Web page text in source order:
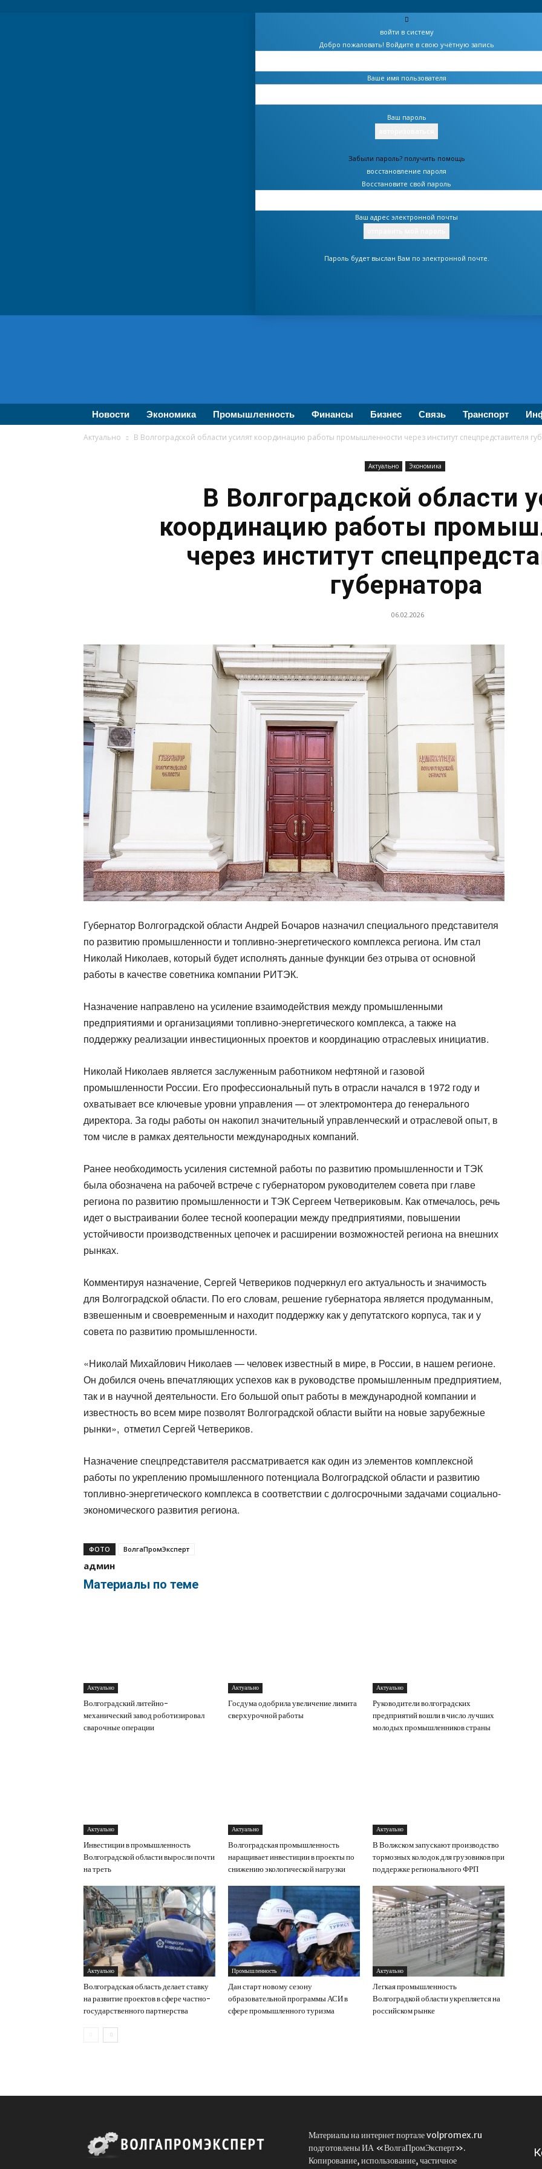
войти в систему
Добро пожаловать! Войдите в свою учётную запись
Ваше имя пользователя
Ваш пароль
Забыли пароль? получить помощь
восстановление пароля
Восстановите свой пароль
Ваш адрес электронной почты
Пароль будет выслан Вам по электронной почте.
бизнеса
Новости Экономика Промышленность Финансы Бизнес Связь Транспорт
Актуально В Волгоградской области усилят координацию работы промышленности через институт спецпредставителя
Актуально Экономика
В Волгоградской области
координацию работы
через институт
губернатора
06.02.2026
Губернатор Волгоградской области Андрей Бочаров назначил специального представителя
по развитию промышленности и топливно-энергетического комплекса региона. Им стал
Николай Николаев, который будет исполнять данные функции без отрыва от основной
работы в качестве советника компании РИТЭК.
Назначение направлено на усиление взаимодействия между промышленными
предприятиями и организациями топливно-энергетического комплекса, а также на
поддержку реализации инвестиционных проектов и координацию отраслевых инициатив.
Николай Николаев является заслуженным работником нефтяной и газовой
промышленности России. Его профессиональный путь в отрасли начался в 1972 году и
охватывает все ключевые уровни управления — от электромонтера до генерального
директора. За годы работы он накопил значительный управленческий и отраслевой опыт, в
том числе в рамках деятельности международных компаний.
Ранее необходимость усиления системной работы по развитию промышленности и ТЭК
была обозначена на рабочей встрече с губернатором руководителем совета при главе
региона по развитию промышленности и ТЭК Сергеем Четвериковым. Как отмечалось, речь
идет о выстраивании более тесной кооперации между предприятиями, повышении
устойчивости производственных цепочек и расширении возможностей региона на внешних
рынках.
Комментируя назначение, Сергей Четвериков подчеркнул его актуальность и значимость
для Волгоградской области. По его словам, решение губернатора является продуманным,
взвешенным и своевременным и находит поддержку как у депутатского корпуса, так и у
совета по развитию промышленности.
«Николай Михайлович Николаев — человек известный в мире, в России, в нашем регионе.
Он добился очень впечатляющих успехов как в руководстве промышленным предприятием,
так и в научной деятельности. Его большой опыт работы в международной компании и
известность во всем мире позволят Волгоградской области выйти на новые зарубежные
рынки», отметил Сергей Четвериков.
Назначение спецпредставителя рассматривается как один из элементов комплексной
работы по укреплению промышленного потенциала Волгоградской области и развитию
топливно-энергетического комплекса в соответствии с долгосрочными задачами социально-
экономического развития региона.
ФОТО ВолгаПромЭксперт
админ
Материалы по теме
Актуально
Волгоградский литейно-
механический завод роботизировал
сварочные операции
Актуально
Госдума одобрила увеличение лимита
сверхурочной работы
Актуально
Руководители волгоградских
предприятий вошли в число лучших
молодых промышленников страны
Актуально
Инвестиции в промышленность
Волгоградской области выросли почти
на треть
Актуально
Волгоградская промышленность
наращивает инвестиции в проекты по
снижению экологической нагрузки
Актуально
В Волжском запускают производство
тормозных колодок для грузовиков при
поддержке регионального ФРП
Актуально
Волгоградская область делает ставку
на развитие проектов в сфере частно-
государственного партнерства
Промышленность
Дан старт новому сезону
образовательной программы АСИ в
сфере промышленного туризма
Актуально
Легкая промышленность
Волгоградкой области укрепляется на
российском рынке
Материалы на интернет портале volpromex.ru
подготовлены ИА «ВолгаПромЭксперт».
Копирование, использование, частичное